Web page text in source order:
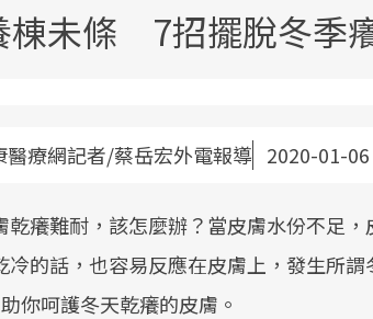
棟未條 7招擺脫冬季
醫療網記者/蔡岳宏外電報導 2020-01-06
乾癢難耐，該怎麼辦？當皮膚水份不足
冷的話，也容易反應在皮膚上，發生所
你呵護冬天乾癢的皮膚。